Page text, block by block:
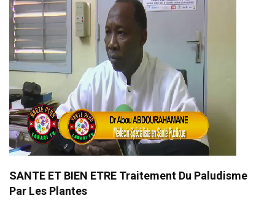
SANTE ET BIEN ETRE Traitement Du Paludisme
Par Les Plantes